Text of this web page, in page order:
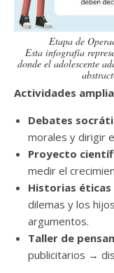
Etapa de
Esta infografía
donde el adolescente
Actividades
Debates
morales y dirigir
Proyecto
medir el
Historias éticas
dilemas y los
argumentos.
Taller de
publicitarios →